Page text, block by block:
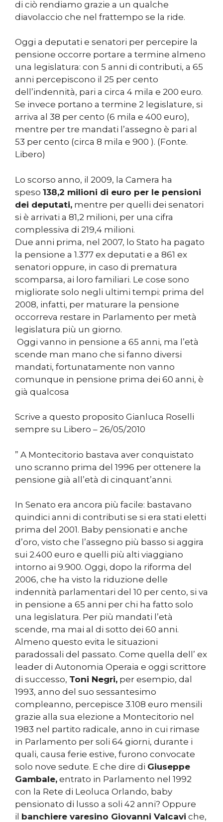
di ciò rendiamo grazie a un qualche
diavolaccio che nel frattempo se la ride.
Oggi a deputati e senatori per percepire la
pensione occorre portare a termine almeno
una legislatura: con 5 anni di contributi, a 65
anni percepiscono il 25 per cento
dell’indennità, pari a circa 4 mila e 200 euro.
Se invece portano a termine 2 legislature, si
arriva al 38 per cento (6 mila e 400 euro),
mentre per tre mandati l’assegno è pari al
53 per cento (circa 8 mila e 900 ). (Fonte.
Libero)
Lo scorso anno, il 2009, la Camera ha
speso 138,2 milioni di euro per le pensioni
dei deputati, mentre per quelli dei senatori
si è arrivati a 81,2 milioni, per una cifra
complessiva di 219,4 milioni.
Due anni prima, nel 2007, lo Stato ha pagato
la pensione a 1.377 ex deputati e a 861 ex
senatori oppure, in caso di prematura
scomparsa, ai loro familiari. Le cose sono
migliorate solo negli ultimi tempi: prima del
2008, infatti, per maturare la pensione
occorreva restare in Parlamento per metà
legislatura più un giorno.
Oggi vanno in pensione a 65 anni, ma l’età
scende man mano che si fanno diversi
mandati, fortunatamente non vanno
comunque in pensione prima dei 60 anni, è
già qualcosa
Scrive a questo proposito Gianluca Roselli
sempre su Libero – 26/05/2010
” A Montecitorio bastava aver conquistato
uno scranno prima del 1996 per ottenere la
pensione già all’età di cinquant’anni.
In Senato era ancora più facile: bastavano
quindici anni di contributi se si era stati eletti
prima del 2001. Baby pensionati e anche
d’oro, visto che l’assegno più basso si aggira
sui 2.400 euro e quelli più alti viaggiano
intorno ai 9.900. Oggi, dopo la riforma del
2006, che ha visto la riduzione delle
indennità parlamentari del 10 per cento, si va
in pensione a 65 anni per chi ha fatto solo
una legislatura. Per più mandati l’età
scende, ma mai al di sotto dei 60 anni.
Almeno questo evita le situazioni
paradossali del passato. Come quella dell’ ex
leader di Autonomia Operaia e oggi scrittore
di successo, Toni Negri, per esempio, dal
1993, anno del suo sessantesimo
compleanno, percepisce 3.108 euro mensili
grazie alla sua elezione a Montecitorio nel
1983 nel partito radicale, anno in cui rimase
in Parlamento per soli 64 giorni, durante i
quali, causa ferie estive, furono convocate
solo nove sedute. E che dire di Giuseppe
Gambale, entrato in Parlamento nel 1992
con la Rete di Leoluca Orlando, baby
pensionato di lusso a soli 42 anni? Oppure
il banchiere varesino Giovanni Valcavi che,